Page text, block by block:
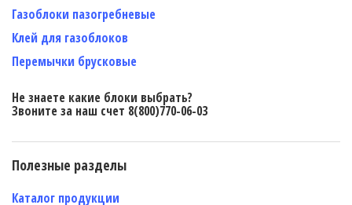
Газоблоки пазогребневые
Клей для газоблоков
Перемычки брусковые
Не знаете какие блоки выбрать?
Звоните за наш счет 8(800)770-06-03
Полезные разделы
Каталог продукции